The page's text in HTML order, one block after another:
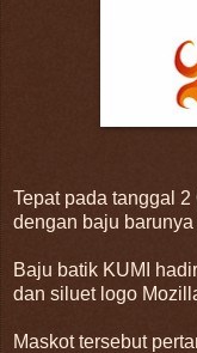
Tepat pada tanggal 2
dengan baju
Baju batik KUMI
dan siluet logo
Maskot tersebut